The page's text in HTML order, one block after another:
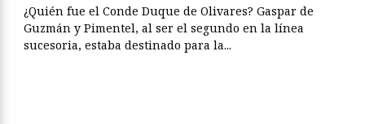
¿Quién fue el Conde Duque de Olivares? Gaspar de
Guzmán y Pimentel, al ser el segundo en la línea
sucesoria, estaba destinado para la...